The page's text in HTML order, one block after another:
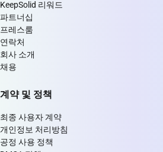
KeepSolid 리워드
파트너십
프레스룸
연락처
회사 소개
채용
계약 및 정책
최종 사용자 계약
개인정보 처리방침
공정 사용 정책